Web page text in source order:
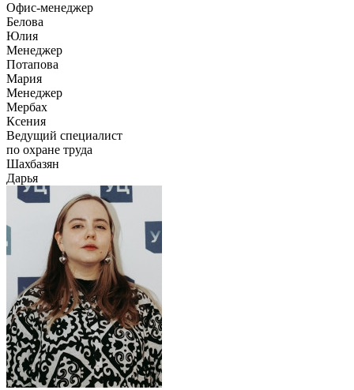
Офис-менеджер
Белова
Юлия
Менеджер
Потапова
Мария
Менеджер
Мербах
Ксения
Ведущий специалист
по охране труда
Шахбазян
Дарья